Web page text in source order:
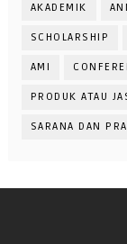
AKADEMIK
SCHOLARSHIP
AMI
PRODUK ATAU
SARANA DAN